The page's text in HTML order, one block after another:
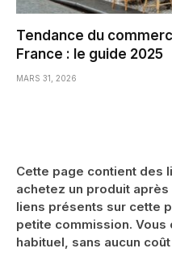
Tendance du
France : le guide 2025
MARS 31, 2026
Cette page contient des
achetez un produit après
liens présents sur cette
petite commission.
habituel, sans aucun